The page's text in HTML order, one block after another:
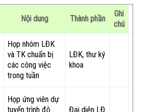
Nội dung Thành phần
Ghi
chú
Họp nhóm LĐK
và TK chuẩn bị
các công việc
trong tuần
LĐK, thư ký
khoa
Họp ứng viên dự
tuyển trình độ
Đại diện LĐ